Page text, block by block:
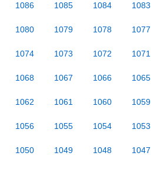
1086 1085 1084 1083
1080 1079 1078 1077
1074 1073 1072 1071
1068 1067 1066 1065
1062 1061 1060 1059
1056 1055 1054 1053
1050 1049 1048 1047